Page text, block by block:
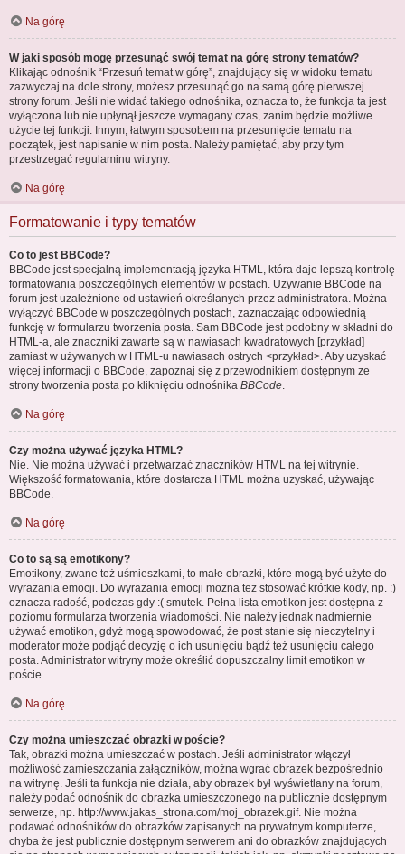
Na górę
W jaki sposób mogę przesunąć swój temat na górę strony tematów?
Klikając odnośnik “Przesuń temat w górę”, znajdujący się w widoku tematu
zazwyczaj na dole strony, możesz przesunąć go na samą górę pierwszej
strony forum. Jeśli nie widać takiego odnośnika, oznacza to, że funkcja ta jest
wyłączona lub nie upłynął jeszcze wymagany czas, zanim będzie możliwe
użycie tej funkcji. Innym, łatwym sposobem na przesunięcie tematu na
początek, jest napisanie w nim posta. Należy pamiętać, aby przy tym
przestrzegać regulaminu witryny.
Na górę
Formatowanie i typy tematów
Co to jest BBCode?
BBCode jest specjalną implementacją języka HTML, która daje lepszą kontrolę
formatowania poszczególnych elementów w postach. Używanie BBCode na
forum jest uzależnione od ustawień określanych przez administratora. Można
wyłączyć BBCode w poszczególnych postach, zaznaczając odpowiednią
funkcję w formularzu tworzenia posta. Sam BBCode jest podobny w składni do
HTML-a, ale znaczniki zawarte są w nawiasach kwadratowych [przykład]
zamiast w używanych w HTML-u nawiasach ostrych <przykład>. Aby uzyskać
więcej informacji o BBCode, zapoznaj się z przewodnikiem dostępnym ze
strony tworzenia posta po kliknięciu odnośnika BBCode
Na górę
Czy można używać języka HTML?
Nie. Nie można używać i przetwarzać znaczników HTML na tej witrynie.
Większość formatowania, które dostarcza HTML można uzyskać, używając
BBCode.
Na górę
Co to są są emotikony?
Emotikony, zwane też uśmieszkami, to małe obrazki, które mogą być użyte do
wyrażania emocji. Do wyrażania emocji można też stosować krótkie kody, np. :)
oznacza radość, podczas gdy :( smutek. Pełna lista emotikon jest dostępna z
poziomu formularza tworzenia wiadomości. Nie należy jednak nadmiernie
używać emotikon, gdyż mogą spowodować, że post stanie się nieczytelny i
moderator może podjąć decyzję o ich usunięciu bądź też usunięciu całego
posta. Administrator witryny może określić dopuszczalny limit emotikon w
poście.
Na górę
Czy można umieszczać obrazki w poście?
Tak, obrazki można umieszczać w postach. Jeśli administrator włączył
możliwość zamieszczania załączników, można wgrać obrazek bezpośrednio
na witrynę. Jeśli ta funkcja nie działa, aby obrazek był wyświetlany na forum,
należy podać odnośnik do obrazka umieszczonego na publicznie dostępnym
serwerze, np. http://www.jakas_strona.com/moj_obrazek.gif. Nie można
podawać odnośników do obrazków zapisanych na prywatnym komputerze,
chyba że jest publicznie dostępnym serwerem ani do obrazków znajdujących